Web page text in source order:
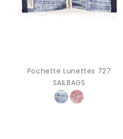
Pochette Lunettes 727
SAILBAGS